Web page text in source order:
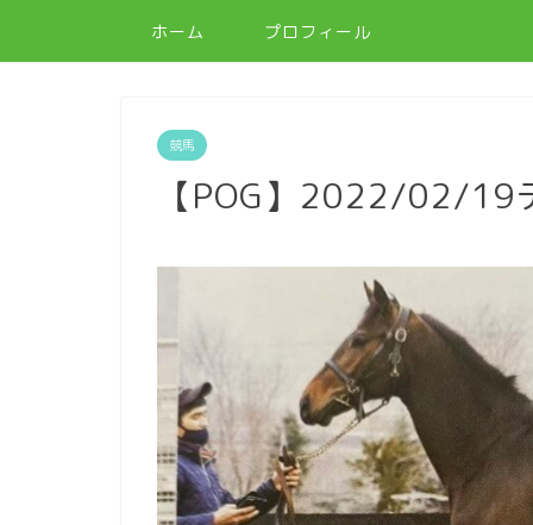
ホーム プロフィール
競馬
【POG】2022/02/